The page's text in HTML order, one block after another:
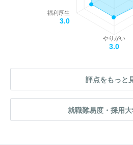
やりがい
3.0
福利厚生
3.0
評点をもっと
就職難易度・採用